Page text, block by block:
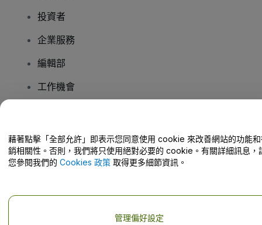
投資者
企業服務
編輯部
工作機會
幫助中心 / 聯絡我們
藉著點擊「全部允許」即表示您同意使用 cookie 來改善網站的功能
銷相關性。否則，我們將只使用絕對必要的 cookie。有關詳細訊息，
您參閱我們的 Cookies 政策 取得更多細節資訊。
管理偏好設定